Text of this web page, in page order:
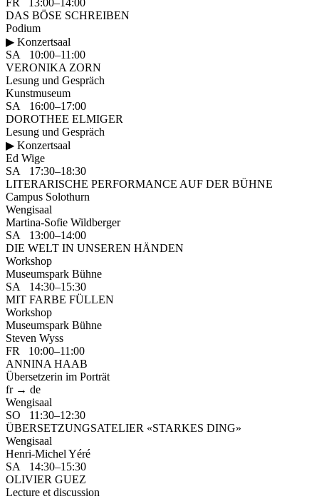
FR 13:00–14:00
DAS BÖSE SCHREIBEN
Podium
▶ Konzertsaal
SA 10:00–11:00
VERONIKA ZORN
Lesung und Gespräch
Kunstmuseum
SA 16:00–17:00
DOROTHEE ELMIGER
Lesung und Gespräch
▶ Konzertsaal
Ed Wige
SA 17:30–18:30
LITERARISCHE PERFORMANCE AUF DER BÜHNE
Campus Solothurn
Wengisaal
Martina-Sofie Wildberger
SA 13:00–14:00
DIE WELT IN UNSEREN HÄNDEN
Workshop
Museumspark Bühne
SA 14:30–15:30
MIT FARBE FÜLLEN
Workshop
Museumspark Bühne
Steven Wyss
FR 10:00–11:00
ANNINA HAAB
Übersetzerin im Porträt
fr → de
Wengisaal
SO 11:30–12:30
ÜBERSETZUNGSATELIER «STARKES DING»
Wengisaal
Henri-Michel Yéré
SA 14:30–15:30
OLIVIER GUEZ
Lecture et discussion